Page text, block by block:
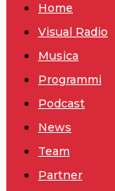
Home
Visual Radio
Musica
Programmi
Podcast
News
Team
Partner